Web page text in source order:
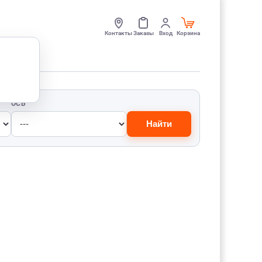
КонтактыЗаказы Вход Корзина
ОСЬ
Найти